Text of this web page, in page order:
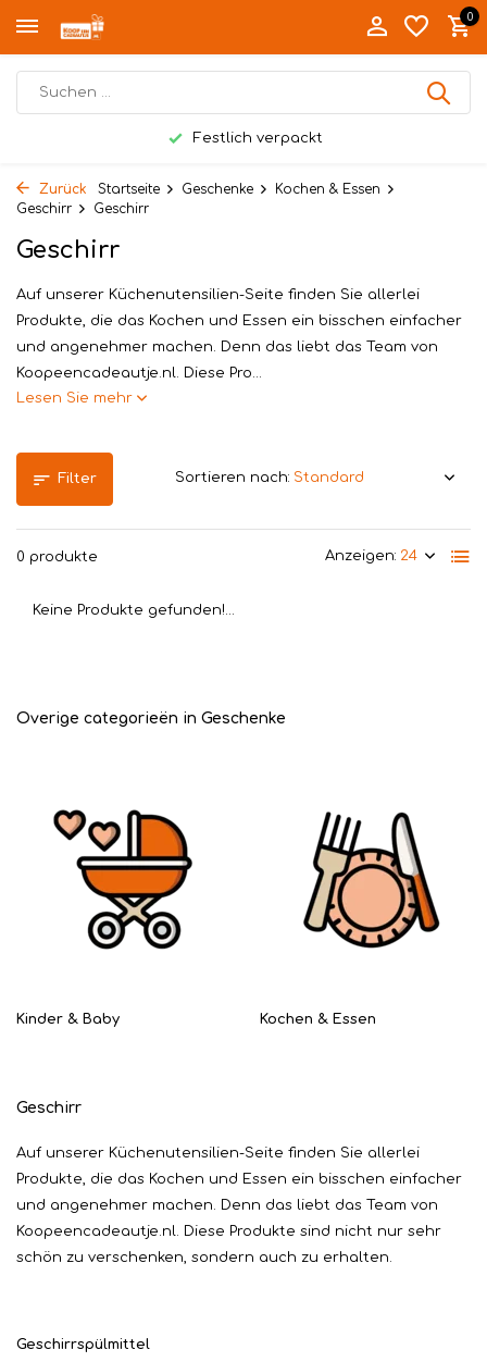
0
Festlich verpackt
Zurück Startseite Geschenke
Kochen & Essen
Geschirr
Geschirr
Geschirr
Auf unserer Küchenutensilien-Seite finden Sie allerlei
Produkte, die das Kochen und Essen ein bisschen einfacher
und angenehmer machen. Denn das liebt das Team von
Koopeencadeautje.nl. Diese Pro...
Lesen Sie mehr
Filter
0 produkte Anzeigen:
Sortieren nach:
Keine Produkte gefunden!...
Overige categorieën in Geschenke
Kinder & Baby Kochen & Essen
Geschirr
Auf unserer Küchenutensilien-Seite finden Sie allerlei
Produkte, die das Kochen und Essen ein bisschen einfacher
und angenehmer machen. Denn das liebt das Team von
Koopeencadeautje.nl. Diese Produkte sind nicht nur sehr
schön zu verschenken, sondern auch zu erhalten.
Geschirrspülmittel